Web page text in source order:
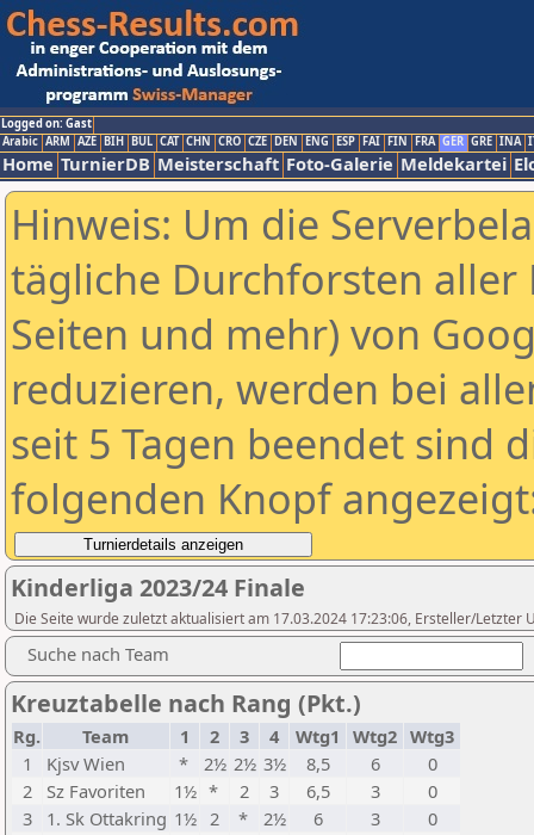
Logged on: Gast
Arabic ARM AZE BIH BUL CAT CHN CRO CZE DEN ENG ESP FAI FIN FRA GER GRE INA
Home TurnierDB Meisterschaft Foto-Galerie Meldekartei
Hinweis: Um die
tägliche Durchforsten aller
Seiten und mehr) von
reduzieren, werden bei
seit 5 Tagen beendet sind
folgenden Knopf
Kinderliga 2023/24 Finale
Die Seite wurde zuletzt aktualisiert am 17.03.2024 17:23:06, Ersteller/Letzter
Suche nach Team
Kreuztabelle nach Rang (Pkt.)
Rg. Team 1 2 3 4 Wtg1 Wtg2 Wtg3
1
Kjsv Wien * 2½ 2½ 3½ 8,5 6
0
2
Sz Favoriten 1½ * 2 3 6,5 3
0
3
1. Sk Ottakring 1½ 2 * 2½ 6 3
0